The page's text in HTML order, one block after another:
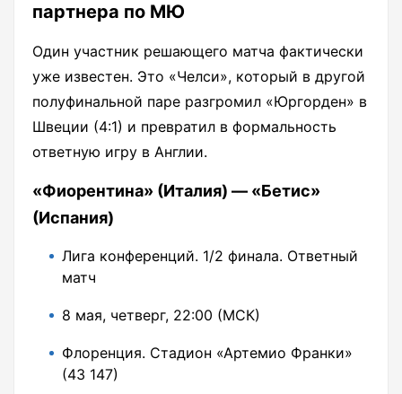
партнера по МЮ
Один участник решающего матча фактически
уже известен. Это «Челси», который в другой
полуфинальной паре разгромил «Юргорден» в
Швеции (4:1) и превратил в формальность
ответную игру в Англии.
«Фиорентина» (Италия) — «Бетис»
(Испания)
Лига конференций. 1/2 финала. Ответный
матч
8 мая, четверг, 22:00 (МСК)
Флоренция. Стадион «Артемио Франки»
(43 147)